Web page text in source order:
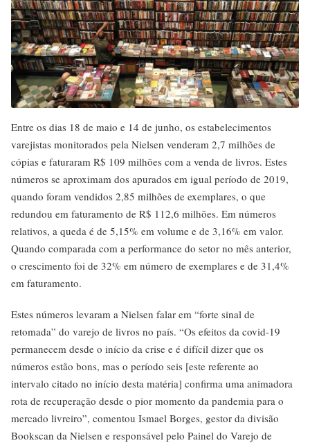
Entre os dias 18 de maio e 14 de junho, os estabelecimentos
varejistas monitorados pela Nielsen venderam 2,7 milhões de
cópias e faturaram R$ 109 milhões com a venda de livros. Estes
números se aproximam dos apurados em igual período de 2019,
quando foram vendidos 2,85 milhões de exemplares, o que
redundou em faturamento de R$ 112,6 milhões. Em números
relativos, a queda é de 5,15% em volume e de 3,16% em valor.
Quando comparada com a performance do setor no mês anterior,
o crescimento foi de 32% em número de exemplares e de 31,4%
em faturamento.
Estes números levaram a Nielsen falar em “forte sinal de
retomada” do varejo de livros no país. “Os efeitos da covid-19
permanecem desde o início da crise e é difícil dizer que os
números estão bons, mas o período seis [este referente ao
intervalo citado no início desta matéria] confirma uma animadora
rota de recuperação desde o pior momento da pandemia para o
mercado livreiro”, comentou Ismael Borges, gestor da divisão
Bookscan da Nielsen e responsável pelo Painel do Varejo de